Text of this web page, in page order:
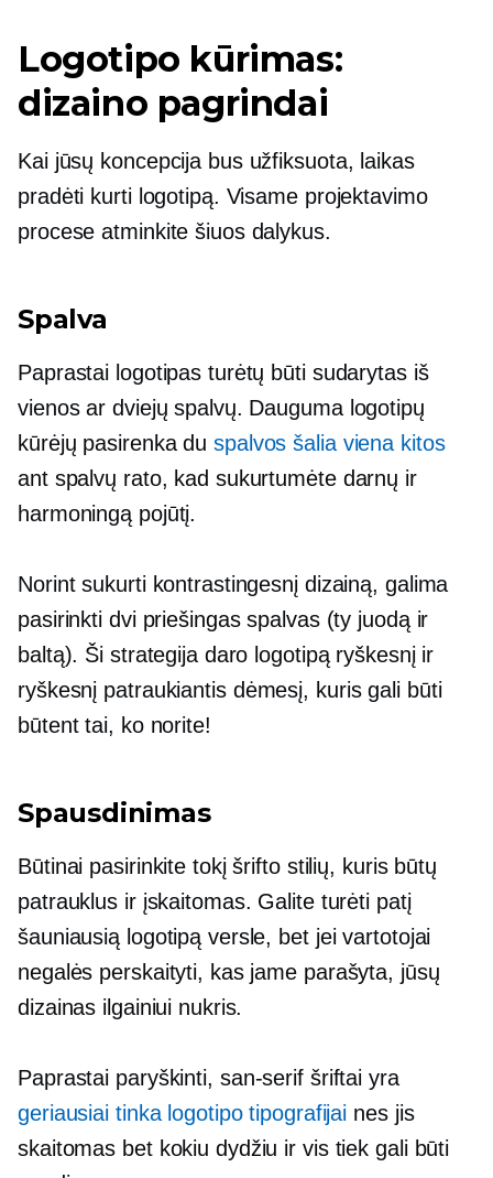
Logotipo kūrimas:
dizaino pagrindai
Kai jūsų koncepcija bus užfiksuota, laikas
pradėti kurti logotipą. Visame projektavimo
procese atminkite šiuos dalykus.
Spalva
Paprastai logotipas turėtų būti sudarytas iš
vienos ar dviejų spalvų. Dauguma logotipų
kūrėjų pasirenka du spalvos šalia viena kitos
ant spalvų rato, kad sukurtumėte darnų ir
harmoningą pojūtį.
Norint sukurti kontrastingesnį dizainą, galima
pasirinkti dvi priešingas spalvas (ty juodą ir
baltą). Ši strategija daro logotipą ryškesnį ir
ryškesnį patraukiantis dėmesį, kuris gali būti
būtent tai, ko norite!
Spausdinimas
Būtinai pasirinkite tokį šrifto stilių, kuris būtų
patrauklus ir įskaitomas. Galite turėti patį
šauniausią logotipą versle, bet jei vartotojai
negalės perskaityti, kas jame parašyta, jūsų
dizainas ilgainiui nukris.
Paprastai paryškinti, san-serifšriftai yra
geriausiai tinka logotipo tipografijai nes jis
skaitomas bet kokiu dydžiu ir vis tiek gali būti